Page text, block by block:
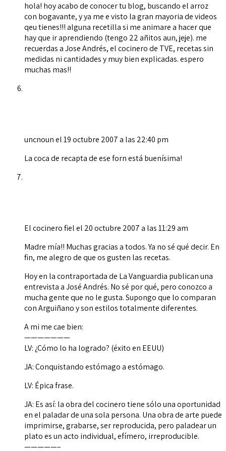
hola! hoy acabo de conocer tu blog, buscando el arroz
con bogavante, y ya me e visto la gran mayoria de videos
qeu tienes!!! alguna recetilla si me animare a hacer que
hay que ir aprendiendo (tengo 22 añitos aun, jeje). me
recuerdas a Jose Andrés, el cocinero de TVE, recetas sin
medidas ni cantidades y muy bien explicadas. espero
muchas mas!!
uncnounel 19 octubre 2007 a las 22:40 pm
La coca de recapta de ese forn está buenísima!
El cocinero fielel 20 octubre 2007 a las 11:29 am
Madre mía!! Muchas gracias a todos. Ya no sé qué decir. En
fin, me alegro de que os gusten las recetas.
Hoy en la contraportada de La Vanguardia publican una
entrevista a José Andrés. No sé por qué, pero conozco a
mucha gente que no le gusta. Supongo que lo comparan
con Arguiñano y son estilos totalmente diferentes.
A mi me cae bien:
———————
LV: ¿Cómo lo ha logrado? (éxito en EEUU)
JA: Conquistando estómago a estómago.
LV: Épica frase.
JA: Es así: la obra del cocinero tiene sólo una oportunidad
en el paladar de una sola persona. Una obra de arte puede
imprimirse, grabarse, ser reproducida, pero paladear un
plato es un acto individual, efímero, irreproducible.
—————–